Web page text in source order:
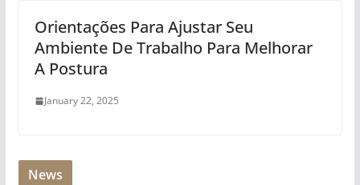
Orientações Para Ajustar Seu
Ambiente De Trabalho Para Melhorar
A Postura
January 22, 2025
News